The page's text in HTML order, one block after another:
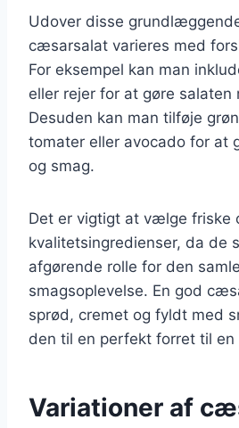
Udover disse
cæsarsalat varieres med
For eksempel kan man
eller rejer for at gøre
Desuden kan man tilføje
tomater eller avocado for at
og smag.
Det er vigtigt at vælge friske
kvalitetsingredienser, da de
afgørende rolle for den
smagsoplevelse. En god
sprød, cremet og fyldt med
den til en perfekt forret til en
Variationer af